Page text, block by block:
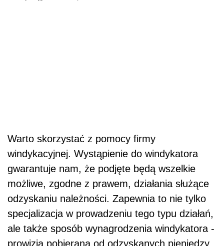
Warto skorzystać z pomocy firmy
windykacyjnej. Wystąpienie do windykatora
gwarantuje nam, że podjęte będą wszelkie
możliwe, zgodne z prawem, działania służące
odzyskaniu należności. Zapewnia to nie tylko
specjalizacja w prowadzeniu tego typu działań,
ale także sposób wynagrodzenia windykatora -
prowizja pobierana od odzyskanych pieniędzy